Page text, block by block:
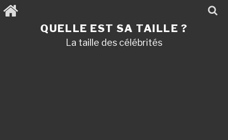
Aller
au
QUELLE EST SA TAILLE ?
La taille des célébrités